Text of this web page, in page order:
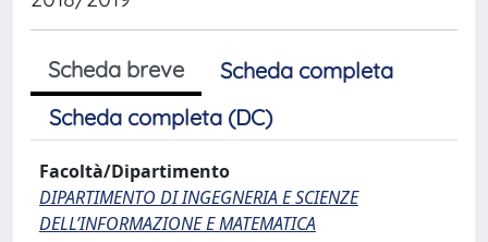
Scheda breve
Scheda completa
Scheda completa (DC)
Facoltà/Dipartimento
DIPARTIMENTO DI INGEGNERIA E SCIENZE
DELL’INFORMAZIONE E MATEMATICA